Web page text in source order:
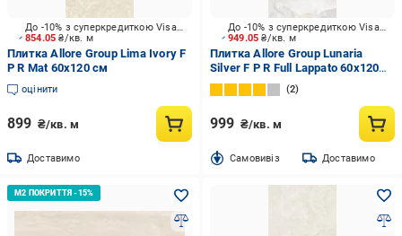
854.05₴/кв. м
До -10% з суперкредиткою Visa Вигода
Плитка Allore Group Lima Ivory F
P R Mat 60х120 см
оцінити
899 ₴/кв. м
Доставимо
949.05₴/кв. м
До -10% з суперкредиткою Visa Вигода
Плитка Allore Group Lunaria
Silver F P R Full Lappato 60x120
см
2
999 ₴/кв. м
Cамовивіз Доставимо